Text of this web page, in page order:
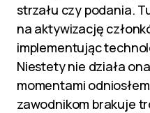
strzału czy podania.
na aktywizację
implementując
Niestety nie działa
momentami
zawodnikom brakuje